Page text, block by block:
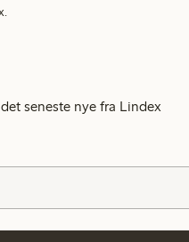
seneste nye fra Lindex